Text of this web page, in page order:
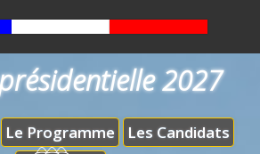
Le Programme
Les Candidats
2027